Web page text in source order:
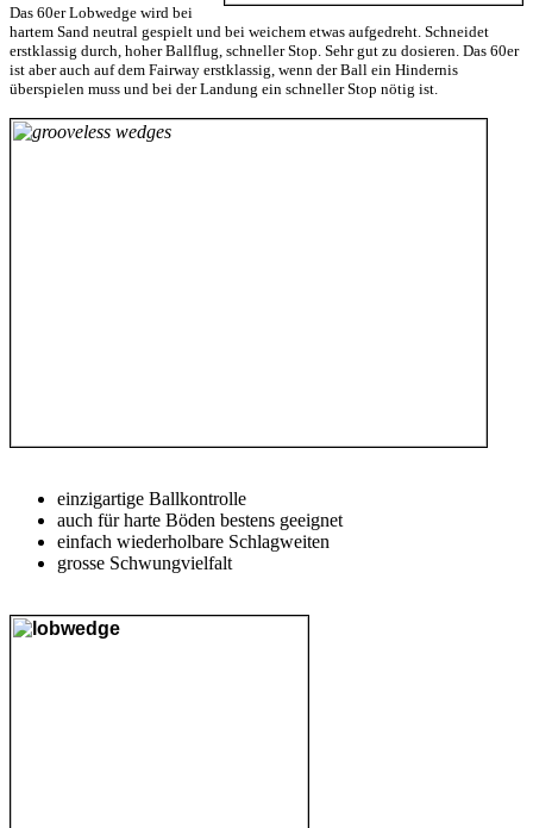
Das 60er Lobwedge wird bei
hartem Sand neutral gespielt und bei weichem etwas aufgedreht. Schneidet
erstklassig durch, hoher Ballflug, schneller Stop. Sehr gut zu dosieren. Das 60er
ist aber auch auf dem Fairway erstklassig, wenn der Ball ein Hindernis
überspielen muss und bei der Landung ein schneller Stop nötig ist.
einzigartige Ballkontrolle
auch für harte Böden bestens geeignet
einfach wiederholbare Schlagweiten
grosse Schwungvielfalt